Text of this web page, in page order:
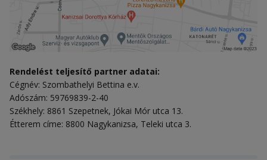
Rendelést teljesítő partner adatai:
Cégnév: Szombathelyi Bettina e.v.
Adószám: 59769839-2-40
Székhely: 8861 Szepetnek, Jókai Mór utca 13.
Étterem címe: 8800 Nagykanizsa, Teleki utca 3.